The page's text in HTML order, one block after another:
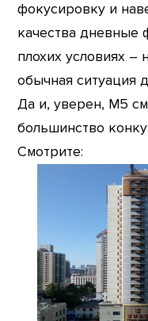
фокусировку и
качества дневные
плохих условиях –
обычная ситуация
Да и, уверен, M5
большинство
Смотрите: